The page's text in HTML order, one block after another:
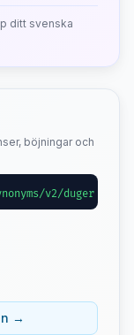
ditt svenska
böjningar och
v2/duger
→